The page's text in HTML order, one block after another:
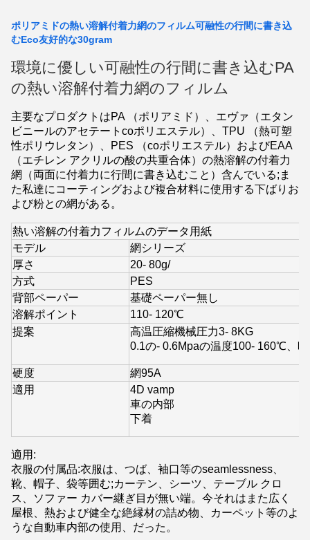
ポリアミドの熱い溶解付着力網のフィルム可融性の行間に書き込
むEco友好的な30gram
環境に優しい可融性の行間に書き込むPA
の熱い溶解付着力網のフィルム
主要なプロダクトはPA （ポリアミド）、エヴァ（エタン
ビニールのアセテートcoポリエステル）、TPU （熱可塑
性ポリウレタン）、PES （coポリエステル）およびEAA
（エチレン アクリルの酸の共重合体）の熱溶解の付着力
網（両面に付着力に行間に書き込むこと）含んでいる;ま
た私達にコーティングおよび複合材料に使用する下ばりお
よび粉との網がある。
熱い溶解の付着力フィルムのデータ用紙
モデル
網シリーズ
厚さ
20- 80g/
方式
PES
背部ペーパー
基礎ペーパー無し
溶解ポイント
110- 120℃
提案
高温圧縮機械圧力3- 8KG
0.1の- 0.6Mpaの温度100- 160℃、時
硬度 網95A
適用
4D vamp
車の内部
下着
適用:
衣服の付属品:衣服は、つば、袖口等のseamlessness、
靴、帽子、袋等囲む;カーテン、シーツ、テーブル クロ
ス、ソファー カバー継ぎ目が無い端。今それはまた広く
屋根、熱および健全な絶縁材の詰め物、カーペット等のよ
うな自動車内部の使用、だった。